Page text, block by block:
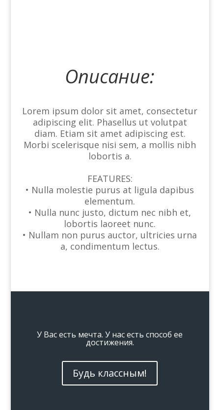
Описание:
Lorem ipsum dolor sit amet, consectetur
adipiscing elit. Phasellus ut volutpat
diam. Etiam sit amet adipiscing est.
Morbi scelerisque nisi sem, a mollis nibh
lobortis a.
FEATURES:
• Nulla molestie purus at ligula dapibus
elementum.
• Nulla nunc justo, dictum nec nibh et,
lobortis laoreet nunc.
• Nullam non purus auctor, ultricies urna
a, condimentum lectus.
У Вас есть мечта. У нас есть способ ее
достижения.
Будь классным!